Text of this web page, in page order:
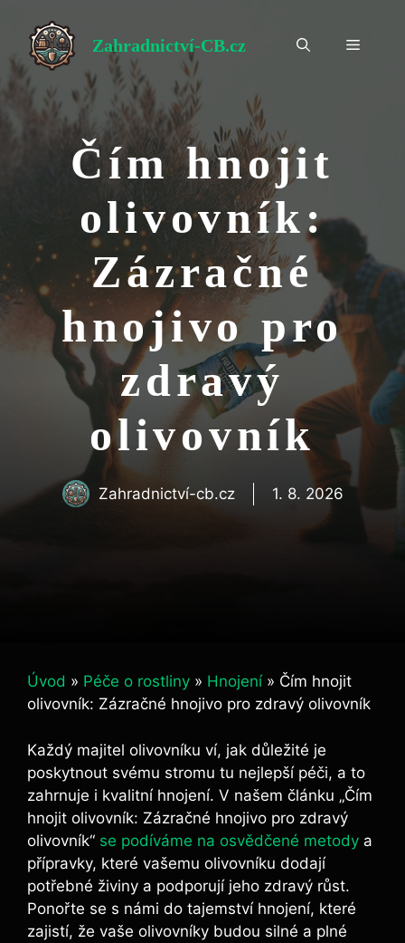
obsah
Zahradnictví-CB.cz Menu
Čím hnojit
olivovník:
Zázračné
hnojivo pro
zdravý
olivovník
Zahradnictví-cb.cz 1. 8. 2026
Úvod » Péče o rostliny » Hnojení » Čím hnojit
olivovník: Zázračné hnojivo pro zdravý olivovník
Každý‌ majitel olivovníku ví, ⁢jak⁤ důležité je
poskytnout⁤ svému stromu tu ‍nejlepší⁣ péči, a to
zahrnuje i kvalitní hnojení. V našem⁤ článku „Čím
hnojit olivovník: Zázračné hnojivo pro zdravý⁣
olivovník“ se podíváme na osvědčené metody a
přípravky, které vašemu olivovníku dodají
‌potřebné živiny a podporují​ jeho zdravý růst.
Ponořte se s námi do tajemství‍ hnojení, které
zajistí, že vaše olivovníky budou silné a plné